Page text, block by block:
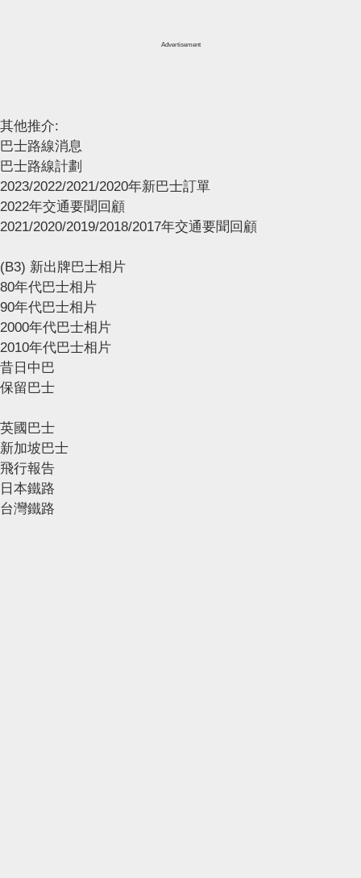
Advertisement
其他推介:
巴士路線消息
巴士路線計劃
2023/2022/2021/2020年新巴士訂單
2022年交通要聞回顧
2021/2020/2019/2018/2017年交通要聞回顧
(B3) 新出牌巴士相片
80年代巴士相片
90年代巴士相片
2000年代巴士相片
2010年代巴士相片
昔日中巴
保留巴士
英國巴士
新加坡巴士
飛行報告
日本鐵路
台灣鐵路